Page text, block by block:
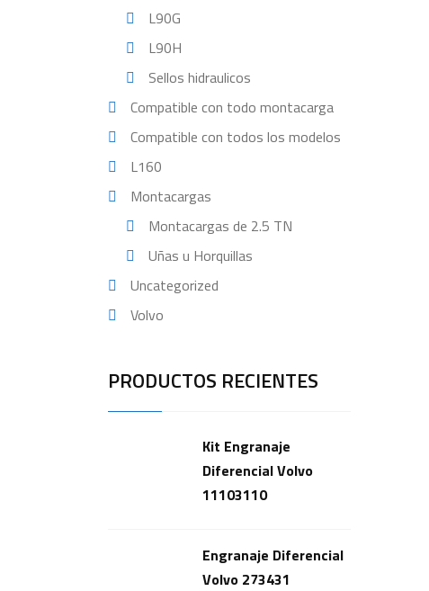
L90G
L90H
Sellos hidraulicos
Compatible con todo montacarga
Compatible con todos los modelos
L160
Montacargas
Montacargas de 2.5 TN
Uñas u Horquillas
Uncategorized
Volvo
PRODUCTOS RECIENTES
Kit Engranaje
Diferencial Volvo
11103110
Engranaje Diferencial
Volvo 273431